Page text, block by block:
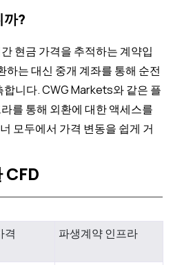
까?
현금 가격을 추적하는 계약입
하는 대신 중개 계좌를 통해 순전
니다. CWG Markets와 같은 플
를 통해 외환에 대한 액세스를
모두에서 가격 변동을 쉽게 거
CFD
격 파생계약 인프라